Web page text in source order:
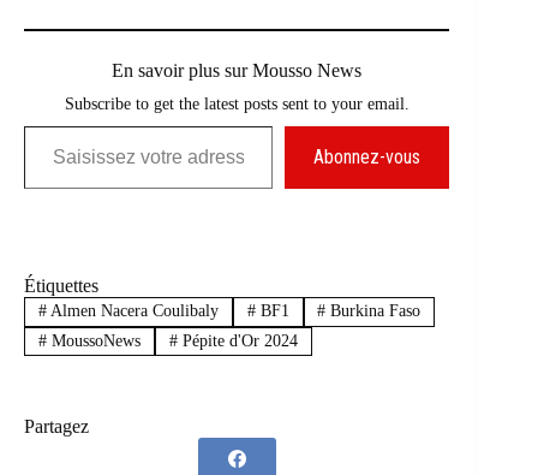
En savoir plus sur Mousso News
Subscribe to get the latest posts sent to your email.
Saisissez votre adresse e-mail…
Abonnez-vous
Étiquettes
#Almen Nacera Coulibaly #BF1 # Burkina Faso
#MoussoNews #Pépite d'Or 2024
Partagez